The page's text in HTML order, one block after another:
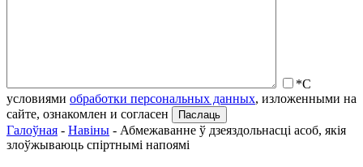
*С
условиями обработки персональных данных, изложенными на
сайте, ознакомлен и согласен
Галоўная - Навіны - Абмежаванне ў дзеяздольнасці асоб, якія
злоўжываюць спіртнымі напоямі